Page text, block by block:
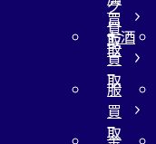
買
取
グ
買
取
お酒
買
取
服
買
取